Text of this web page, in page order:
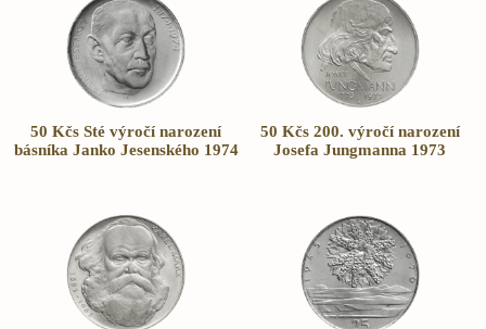
50 Kčs Sté výročí narození
básníka Janko Jesenského 1974
50 Kčs 200. výročí narození
Josefa Jungmanna 1973